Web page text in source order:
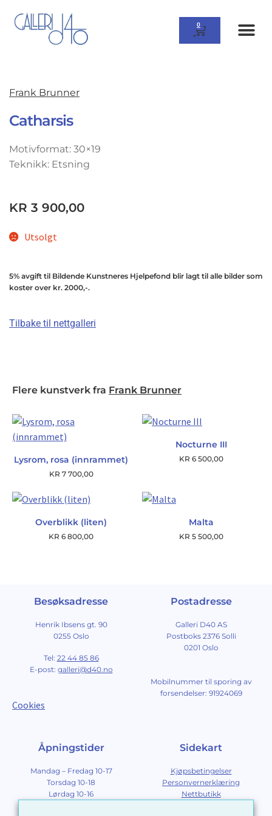
0
Frank Brunner
Catharsis
Motivformat: 30×19
Teknikk: Etsning
KR 3 900,00
Utsolgt
5% avgift til Bildende Kunstneres Hjelpefond blir lagt til alle bilder som
koster over kr. 2000,-.
Tilbake til nettgalleri
Flere kunstverk fra Frank Brunner
Lysrom, rosa (innrammet)
KR 7 700,00
Nocturne III
KR 6 500,00
Overblikk (liten)
KR 6 800,00
Malta
KR 5 500,00
Besøksadresse
Henrik Ibsens gt. 90
0255 Oslo
Tel: 22 44 85 86
E-post: galleri@d40.no
Cookies
Postadresse
Galleri D40 AS
Postboks 2376 Solli
0201 Oslo
Mobilnummer til sporing av
forsendelser: 91924069
Åpningstider
Mandag – Fredag 10-17
Torsdag 10-18
Lørdag 10-16
Sidekart
Kjøpsbetingelser
Personvernerklæring
Nettbutikk